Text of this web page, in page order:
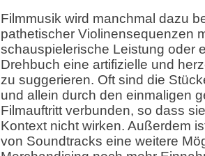
Filmmusik wird manchmal dazu
pathetischer Violinensequenzen
schauspielerische Leistung oder
Drehbuch eine artifizielle und
zu suggerieren. Oft sind die
und allein durch den einmaligen
Filmauftritt verbunden, so dass
Kontext nicht wirken. Außerdem
von Soundtracks eine weitere